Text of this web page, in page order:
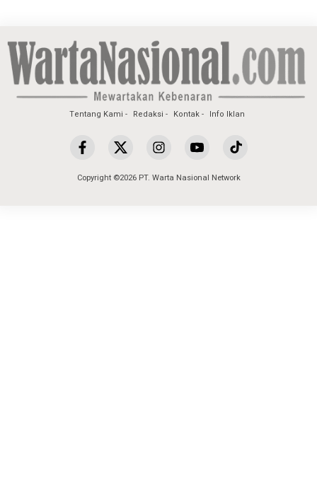
Tentang Kami Redaksi Kontak Info Iklan
Copyright ©2026 PT. Warta Nasional Network